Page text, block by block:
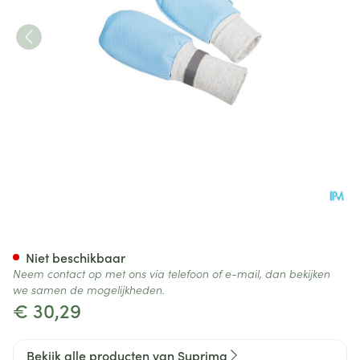
€ 30,29
Niet beschikbaar
Neem contact op met ons via telefoon of e-mail, dan bekijken
we samen de mogelijkheden.
Bekijk alle producten van Suprima